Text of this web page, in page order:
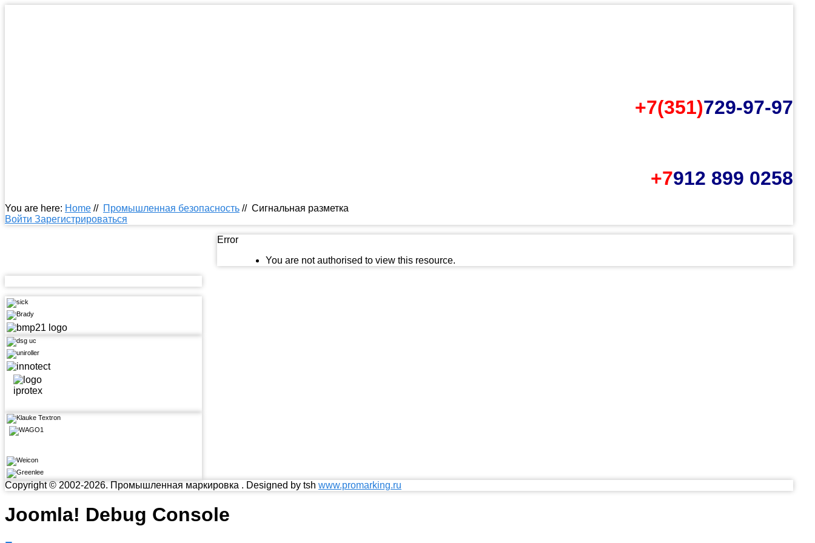
+7(351)729-97-97
+7912 899 0258
You are here: Home // Промышленная безопасность // Сигнальная разметка
Войти Зарегистрироваться
Error
You are not authorised to view this resource.
Copyright © 2002-2026. Промышленная маркировка . Designed by tsh www.promarking.ru
Joomla! Debug Console